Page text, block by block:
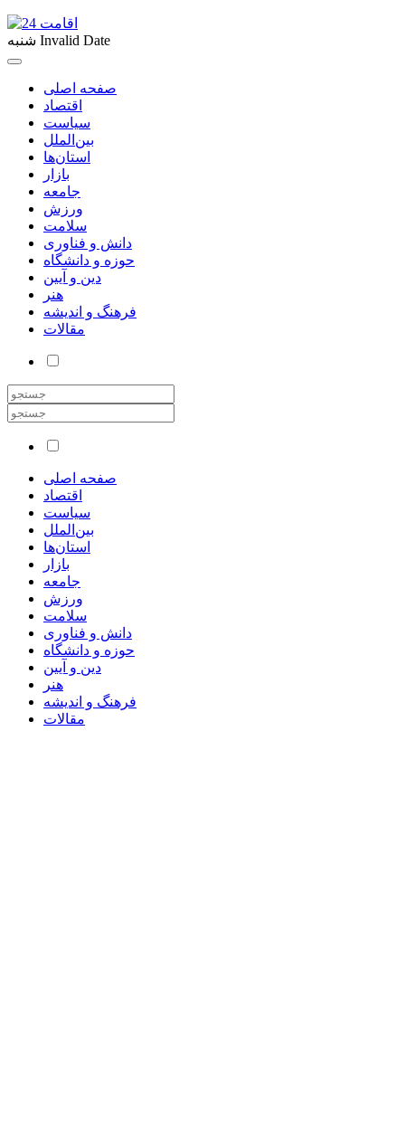
شنبه Invalid Date
صفحه اصلی
اقتصاد
سیاست
بین‌الملل
استان‌ها
بازار
جامعه
ورزش
سلامت
دانش و فناوری
حوزه و دانشگاه
دین و آیین
هنر
فرهنگ و اندیشه
مقالات
صفحه اصلی
اقتصاد
سیاست
بین‌الملل
استان‌ها
بازار
جامعه
ورزش
سلامت
دانش و فناوری
حوزه و دانشگاه
دین و آیین
هنر
فرهنگ و اندیشه
مقالات